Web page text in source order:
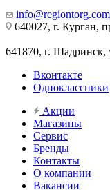
info@regiontorg.com
640027, г. Курган,
641870, г. Шадринск,
Вконтакте
Одноклассники
Акции
Магазины
Сервис
Бренды
Контакты
О компании
Вакансии